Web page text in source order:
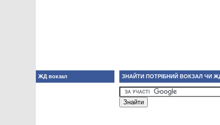
ЗНАЙТИ ПОТРІБНИЙ ВОКЗАЛ ЧИ
ЖД вокзал